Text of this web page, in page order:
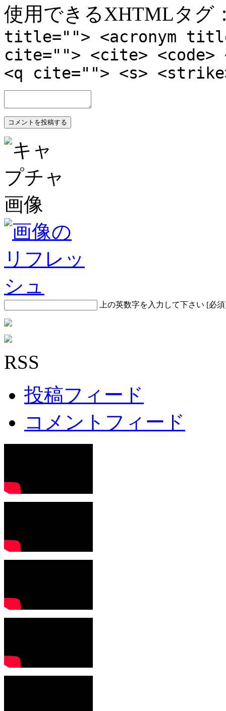
使用できるXHTMLタグ
title=""> <acronym
cite=""> <cite> <code>
<q cite=""> <s>
上の英数字を入力して下さい [必
RSS
投稿フィード
コメントフィード